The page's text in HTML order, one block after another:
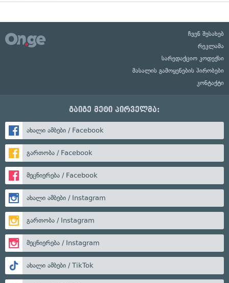
ჩვენ შესახებ
რეკლამა
სარედაქციო კოდექსი
მასალის გამოყენების პირობები
კონტაქტი
გაიგე მეტი პირველმა:
ახალი ამბები / Facebook
გართობა / Facebook
მეცნიერება / Facebook
ახალი ამბები / Instagram
გართობა / Instagram
მეცნიერება / Instagram
ახალი ამბები / TikTok